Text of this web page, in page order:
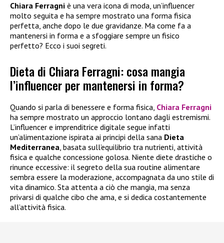
Chiara Ferragni è una vera icona di moda, un’influencer
molto seguita e ha sempre mostrato una forma fisica
perfetta, anche dopo le due gravidanze. Ma come fa a
mantenersi in forma e a sfoggiare sempre un fisico
perfetto? Ecco i suoi segreti.
Dieta di Chiara Ferragni: cosa mangia
l’influencer per mantenersi in forma?
Quando si parla di benessere e forma fisica, Chiara Ferragni
ha sempre mostrato un approccio lontano dagli estremismi.
L’influencer e imprenditrice digitale segue infatti
un’alimentazione ispirata ai principi della sana Dieta
Mediterranea , basata sull’equilibrio tra nutrienti, attività
fisica e qualche concessione golosa. Niente diete drastiche o
rinunce eccessive: il segreto della sua routine alimentare
sembra essere la moderazione, accompagnata da uno stile di
vita dinamico. Sta attenta a ciò che mangia, ma senza
privarsi di qualche cibo che ama, e si dedica costantemente
all’attività fisica.